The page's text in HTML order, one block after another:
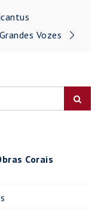
Vozes
Corais